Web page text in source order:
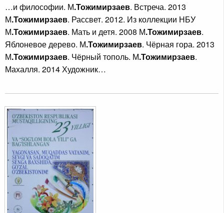
…и философии. М.Тожимирзаев. Встреча. 2013
М.Тожимирзаев. Рассвет. 2012. Из коллекции НБУ
М.Тожимирзаев. Мать и детя. 2008 М.Тожимирзаев.
Яблоневое дерево. М.Тожимирзаев. Чёрная гора. 2013
М.Тожимирзаев. Чёрный тополь. М.Тожимирзаев.
Махалля. 2014 Художник…